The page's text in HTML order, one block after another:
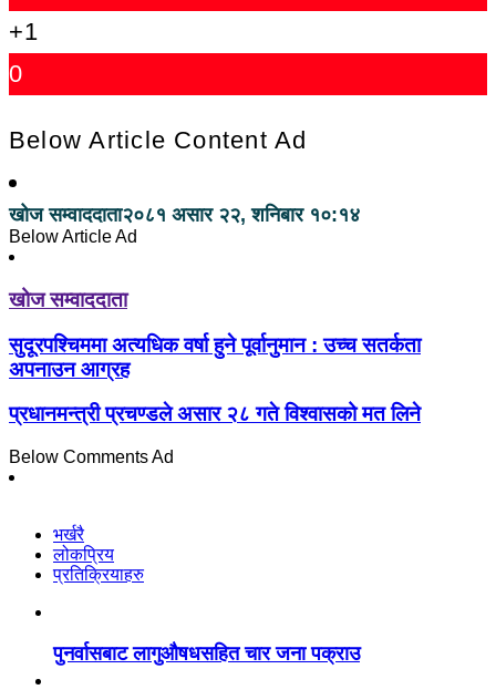
+1
0
Below Article Content Ad
खोज सम्वाददाता२०८१ असार २२, शनिबार १०:१४
Below Article Ad
खोज सम्वाददाता
सुदूरपश्चिममा अत्यधिक वर्षा हुने पूर्वानुमान : उच्च सतर्कता
अपनाउन आग्रह
प्रधानमन्त्री प्रचण्डले असार २८ गते विश्वासको मत लिने
Below Comments Ad
भर्खरै
लोकप्रिय
प्रतिक्रियाहरु
पुनर्वासबाट लागुऔषधसहित चार जना पक्राउ